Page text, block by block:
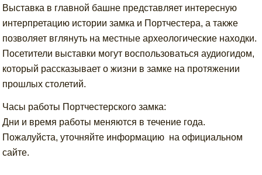
Выставка в главной башне представляет интересную
интерпретацию истории замка и Портчестера, а также
позволяет вглянуть на местные археологические находки.
Посетители выставки могут воспользоваться аудиогидом,
который рассказывает о жизни в замке на протяжении
прошлых столетий.
Часы работы Портчестерского замка:
Дни и время работы меняются в течение года.
Пожалуйста, уточняйте информацию на официальном
сайте.